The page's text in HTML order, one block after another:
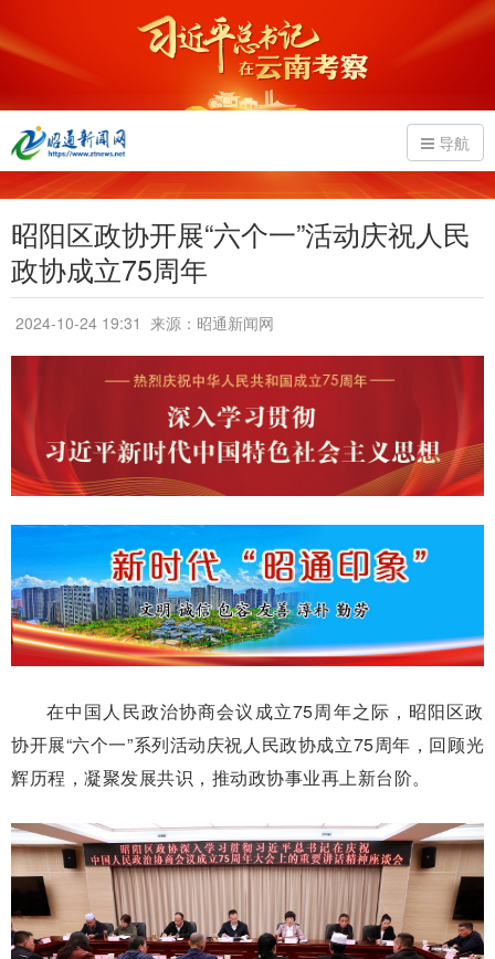
导航
昭阳区政协开展“六个一”活动庆祝人民
政协成立75周年
2024-10-24 19:31 来源：昭通新闻网
在中国人民政治协商会议成立75周年之际，昭阳区政
协开展“六个一”系列活动庆祝人民政协成立75周年，回顾光
辉历程，凝聚发展共识，推动政协事业再上新台阶。